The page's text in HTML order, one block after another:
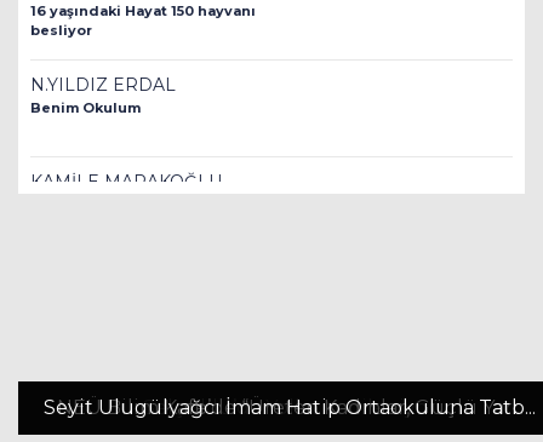
Selçuklu’da Yollar Yenileniyor
NEÜ Bilim Kafe’de “Üreten Kadınlar, Güçlü Yar...
Seyit Ulugülyağcı İmam Hatip Ortaokuluna Tatb...
16 yaşındaki Hayat 150 hayvanı
besliyor
N.YILDIZ ERDAL
Benim Okulum
KAMİLE MARAKOĞLU
Aileyi Değerlerimizle Tahkim
Etmeliyiz